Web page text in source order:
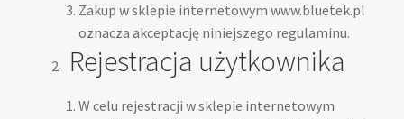
Integracja z VENDO.ERP
Lista zmian programu Report do obsługi
Zakup w sklepie internetowym www.bluetek.pl
oznacza akceptację niniejszego regulaminu.
Rejestracja użytkownika
W celu rejestracji w sklepie internetowym